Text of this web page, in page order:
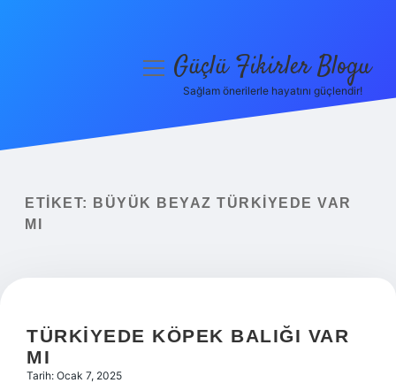
Yasal Uyarı
menüyüGüçlü Fikirler Blogu
Sağlam önerilerle hayatını güçlendir!
ETIKET:
BÜYÜK BEYAZ TÜRKIYEDE VAR
MI
TÜRKIYEDE KÖPEK BALIĞI VAR
MI
Tarih: Ocak 7, 2025